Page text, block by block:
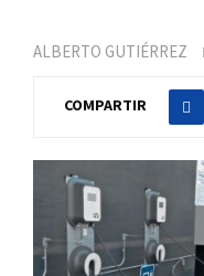
ALBERTO GUTIÉRREZ
COMPARTIR